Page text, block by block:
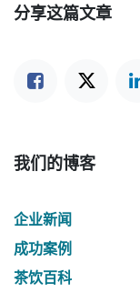
分享这篇文章
我们的博客
企业新闻
成功案例
茶饮百科